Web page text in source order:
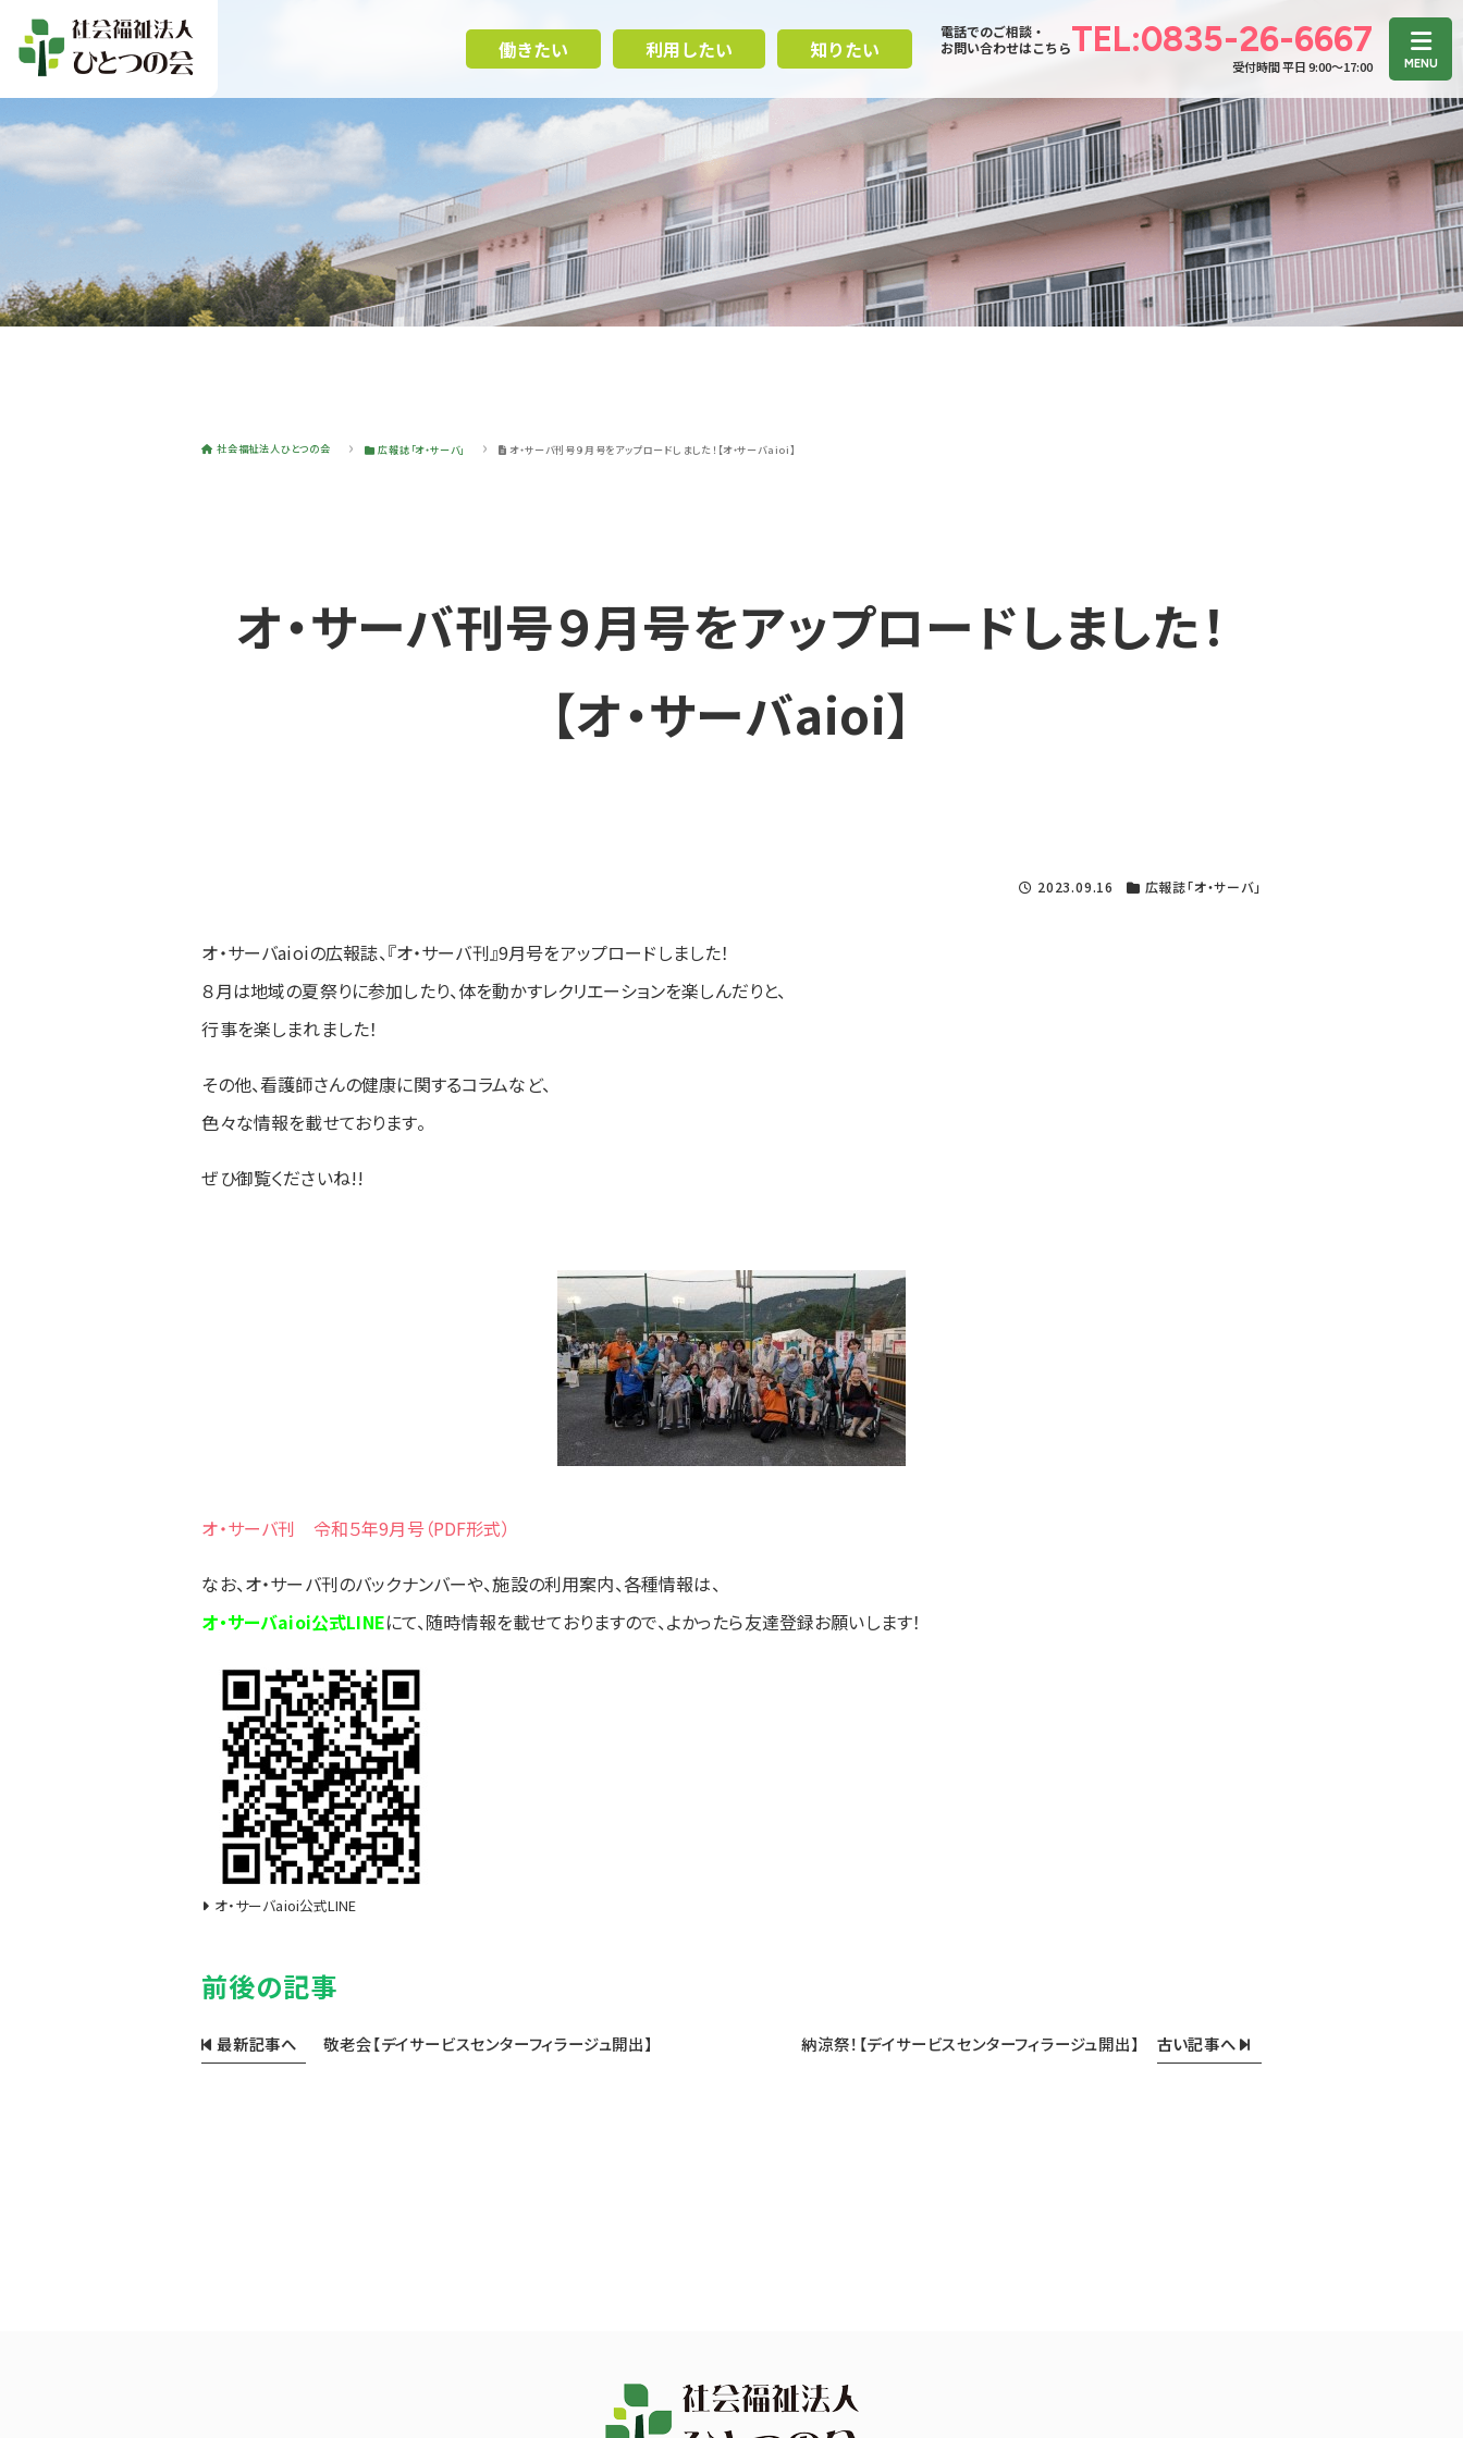
働きたい 利用したい 知りたい
電話でのご相談・
お問い合わせはこちらTEL:0835-26-6667
受付時間 平日 9:00〜17:00
社会福祉法人ひとつの会 広報誌「オ・サーバ」 オ・サーバ刊号９月号をアップロードしました！【オ・サーバaioi】
オ・サーバ刊号９月号をアップロードしました！
【オ・サーバaioi】
2023.09.16 広報誌「オ・サーバ」
オ・サーバaioiの広報誌、『オ・サーバ刊』9月号をアップロードしました！
８月は地域の夏祭りに参加したり、体を動かすレクリエーションを楽しんだりと、
行事を楽しまれました！
その他、看護師さんの健康に関するコラムなど、
色々な情報を載せております。
ぜひ御覧くださいね!!
オ・サーバ刊 令和５年9月号（PDF形式）
なお、オ・サーバ刊のバックナンバーや、施設の利用案内、各種情報は、
オ・サーバaioi公式LINEにて、随時情報を載せておりますので、よかったら友達登録お願いします！
オ・サーバaioi公式LINE
前後の記事
最新記事へ 敬老会【デイサービスセンターフィラージュ開出】 古い記事へ
納涼祭！【デイサービスセンターフィラージュ開出】